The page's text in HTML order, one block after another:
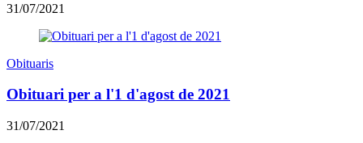
31/07/2021
Obituaris
Obituari per a l'1 d'agost de 2021
31/07/2021